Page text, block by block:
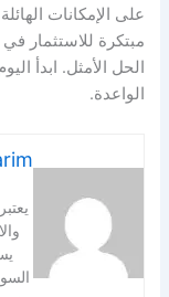
على الإمكانات
الحل الأمثل. ابدأ
الواعدة.